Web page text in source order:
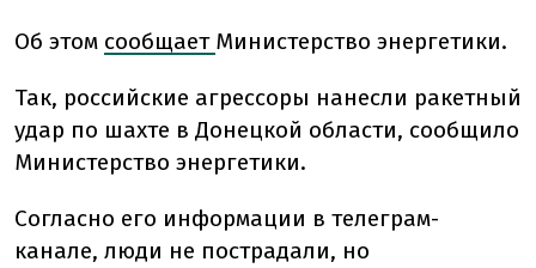
Об этом сообщает Министерство энергетики.
Так, российские агрессоры нанесли ракетный
удар по шахте в Донецкой области, сообщило
Министерство энергетики.
Согласно его информации в телеграм-
канале, люди не пострадали, но